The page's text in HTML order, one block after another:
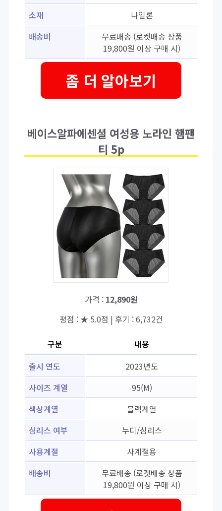
소재
나일론
배송비
무료배송 (로켓배송 상품
19,800원 이상 구매 시)
좀 더 알아보기
베이스알파에센셜 여성용 노라인 햄팬
티 5p
가격 : 12,890원
평점 : ★ 5.0점 | 후기 : 6,732건
구분
내용
출시 연도
2023년도
사이즈 계열
95(M)
색상계열
블랙계열
심리스 여부
누디/심리스
사용계절
사계절용
배송비
무료배송 (로켓배송 상품
19,800원 이상 구매 시)